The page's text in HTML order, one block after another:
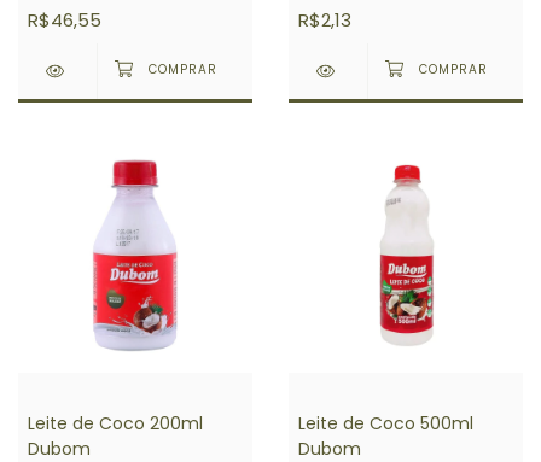
R$46,55 R$2,13
Leite de Coco 200ml
Dubom
Leite de Coco 500ml
Dubom